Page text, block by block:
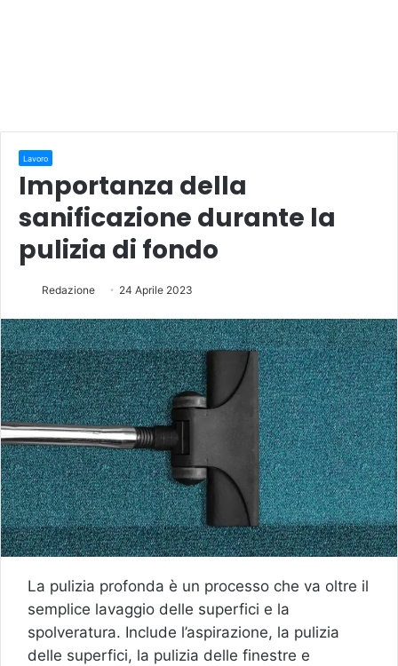
Lavoro
Importanza della
sanificazione durante la
pulizia di fondo
Redazione 24 Aprile 2023
La pulizia profonda è un processo che va oltre il
semplice lavaggio delle superfici e la
spolveratura. Include l’aspirazione, la pulizia
delle superfici, la pulizia delle finestre e